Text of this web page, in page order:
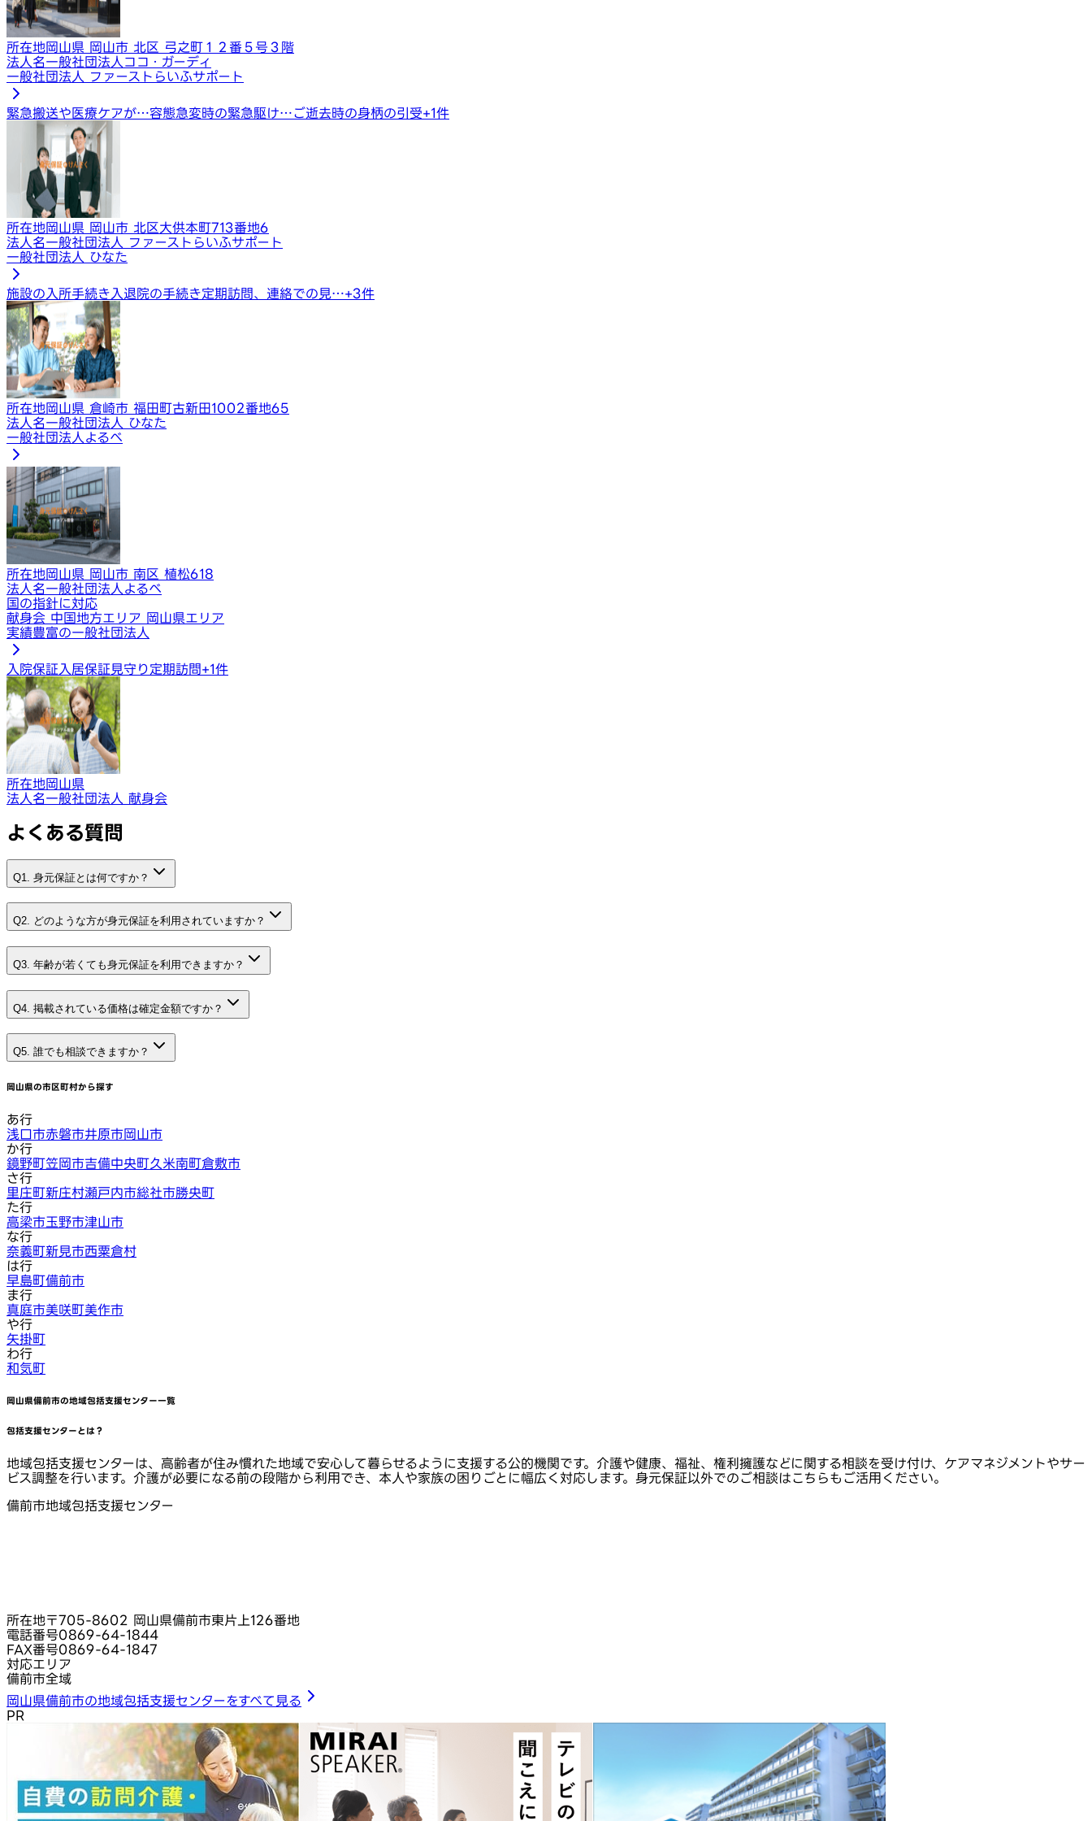
所在地岡山県 岡山市 北区 弓之町１２番５号３階
法人名一般社団法人ココ・ガーディ
一般社団法人 ファーストらいふサポート
緊急搬送や医療ケアが…容態急変時の緊急駆け…ご逝去時の身柄の引受+1件
所在地岡山県 岡山市 北区大供本町713番地6
法人名一般社団法人 ファーストらいふサポート
一般社団法人 ひなた
施設の入所手続き 入退院の手続き定期訪問、連絡での見…+3件
所在地岡山県 倉崎市 福田町古新田1002番地65
法人名一般社団法人 ひなた
一般社団法人よるべ
所在地岡山県 岡山市 南区 植松618
法人名一般社団法人よるべ
国の指針に対応
献身会 中国地方エリア 岡山県エリア
実績豊富の一般社団法人
入院保証 入居保証見守り定期訪問+1件
所在地岡山県
法人名一般社団法人 献身会
よくある質問
Q1. 身元保証とは何ですか？
Q2. どのような方が身元保証を利用されていますか？
Q3. 年齢が若くても身元保証を利用できますか？
Q4. 掲載されている価格は確定金額ですか？
Q5. 誰でも相談できますか？
岡山県の市区町村から探す
あ行
浅口市赤磐市井原市岡山市
か行
鏡野町笠岡市吉備中央町久米南町倉敷市
さ行
里庄町新庄村瀬戸内市総社市勝央町
た行
高梁市玉野市津山市
な行
奈義町新見市西粟倉村
は行
早島町備前市
ま行
真庭市美咲町美作市
や行
矢掛町
わ行
和気町
岡山県備前市の地域包括支援センター一覧
包括支援センターとは？
地域包括支援センターは、高齢者が住み慣れた地域で安心して暮らせるように支援する公的機関です。介護や健康、福祉、権利擁護などに関する相談を受け付け、ケアマネジメントやサー
ビス調整を行います。介護が必要になる前の段階から利用でき、本人や家族の困りごとに幅広く対応します。身元保証以外でのご相談はこちらもご活用ください。
備前市地域包括支援センター
所在地〒705-8602 岡山県備前市東片上126番地
電話番号0869-64-1844
FAX番号0869-64-1847
対応エリア
備前市全域
岡山県備前市の地域包括支援センターをすべて見る
PR